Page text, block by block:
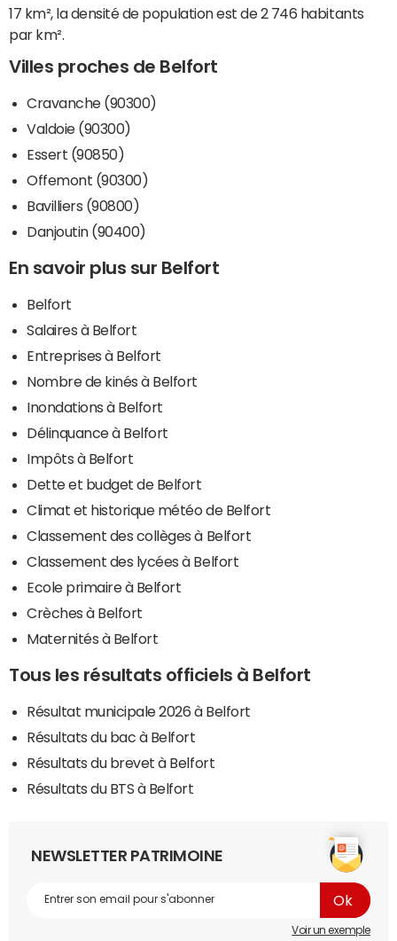
17 km², la densité de population est de 2 746 habitants
par km².
Villes proches de Belfort
Cravanche (90300)
Valdoie (90300)
Essert (90850)
Offemont (90300)
Bavilliers (90800)
Danjoutin (90400)
En savoir plus sur Belfort
Belfort
Salaires à Belfort
Entreprises à Belfort
Nombre de kinés à Belfort
Inondations à Belfort
Délinquance à Belfort
Impôts à Belfort
Dette et budget de Belfort
Climat et historique météo de Belfort
Classement des collèges à Belfort
Classement des lycées à Belfort
Ecole primaire à Belfort
Crèches à Belfort
Maternités à Belfort
Tous les résultats officiels à Belfort
Résultat municipale 2026 à Belfort
Résultats du bac à Belfort
Résultats du brevet à Belfort
Résultats du BTS à Belfort
NEWSLETTER PATRIMOINE
Voir un exemple